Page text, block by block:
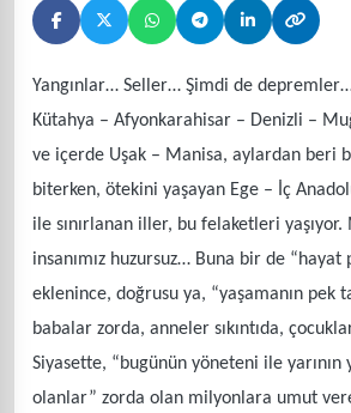
Yangınlar… Seller… Şimdi de
Kütahya – Afyonkarahisar – Denizli –
ve içerde Uşak – Manisa, aylardan beri
biterken, ötekini yaşayan Ege – İç
ile sınırlanan iller, bu felaketleri
insanımız huzursuz… Buna bir de “hayat
eklenince, doğrusu ya, “yaşamanın pek
babalar zorda, anneler sıkıntıda,
Siyasette, “bugünün yöneteni ile
olanlar” zorda olan milyonlara umut